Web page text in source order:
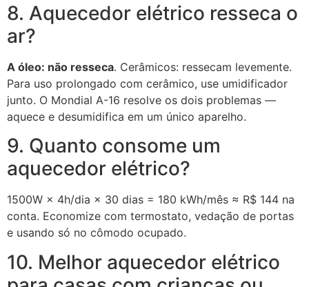
8. Aquecedor elétrico resseca o
ar?
A óleo: não resseca. Cerâmicos: ressecam levemente.
Para uso prolongado com cerâmico, use umidificador
junto. O Mondial A-16 resolve os dois problemas —
aquece e desumidifica em um único aparelho.
9. Quanto consome um
aquecedor elétrico?
1500W × 4h/dia × 30 dias = 180 kWh/mês ≈ R$ 144 na
conta. Economize com termostato, vedação de portas
e usando só no cômodo ocupado.
10. Melhor aquecedor elétrico